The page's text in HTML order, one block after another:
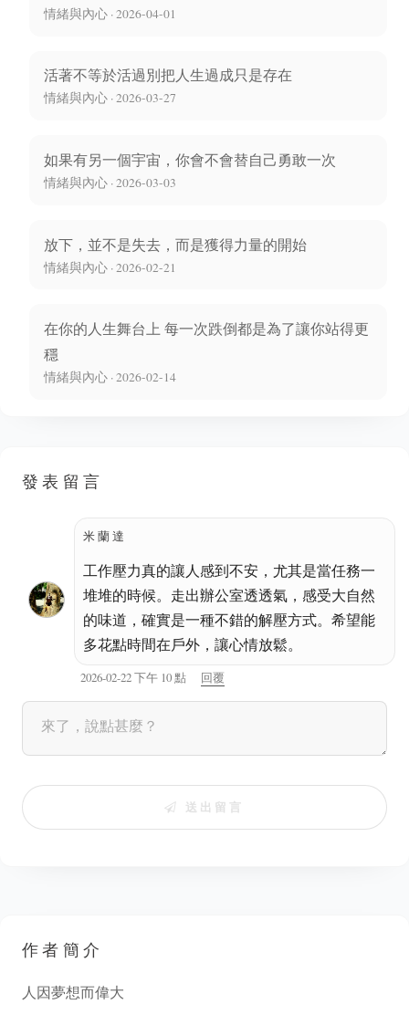
情緒與內心 · 2026-04-01
活著不等於活過別把人生過成只是存在
情緒與內心 · 2026-03-27
如果有另一個宇宙，你會不會替自己勇敢一次
情緒與內心 · 2026-03-03
放下，並不是失去，而是獲得力量的開始
情緒與內心 · 2026-02-21
在你的人生舞台上 每一次跌倒都是為了讓你站得更
穩
情緒與內心 · 2026-02-14
發表留言
米蘭達
工作壓力真的讓人感到不安，尤其是當任務一
堆堆的時候。走出辦公室透透氣，感受大自然
的味道，確實是一種不錯的解壓方式。希望能
多花點時間在戶外，讓心情放鬆。
2026-02-22 下午 10 點 回覆
送出留言
作者簡介
人因夢想而偉大